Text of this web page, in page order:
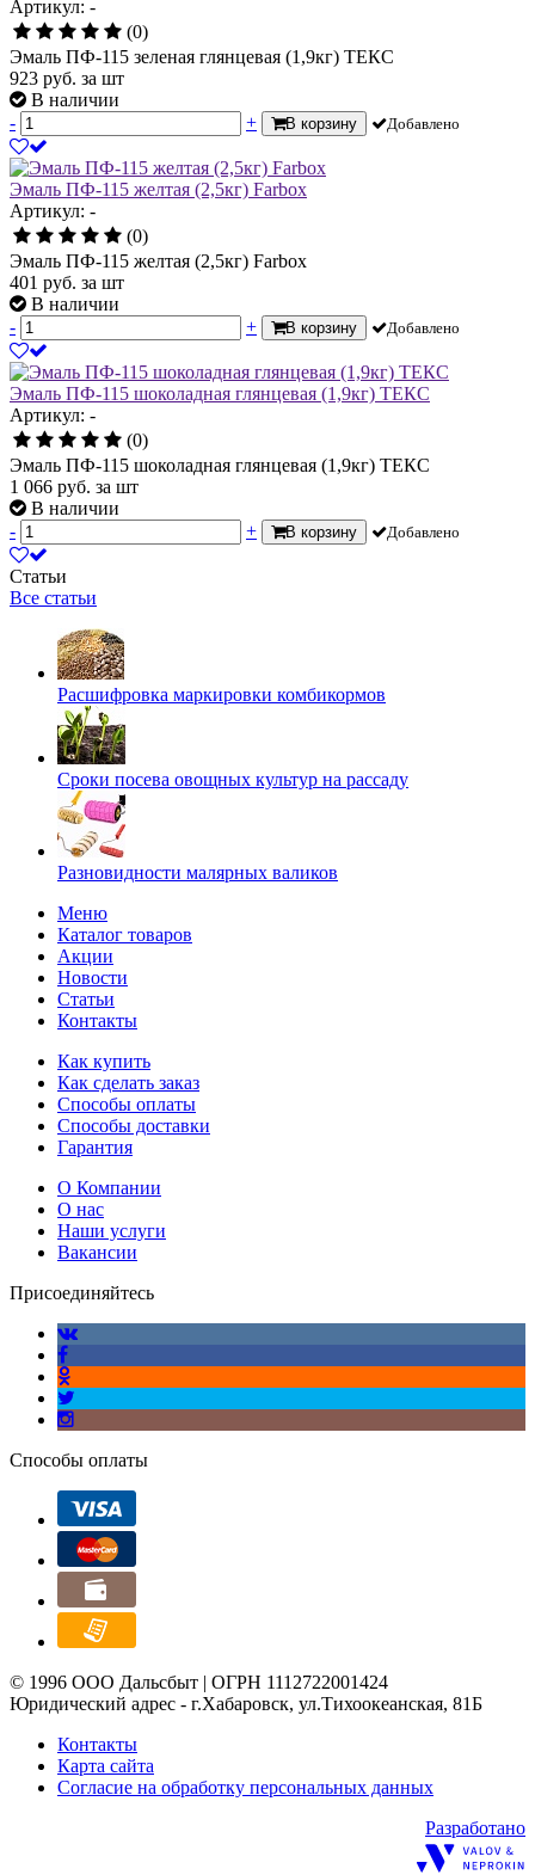
Артикул: -
(0)
Эмаль ПФ-115 зеленая глянцевая (1,9кг) ТЕКС
923 руб. за шт
В наличии
-
+ В корзину Добавлено
Эмаль ПФ-115 желтая (2,5кг) Farbox
Артикул: -
(0)
Эмаль ПФ-115 желтая (2,5кг) Farbox
401 руб. за шт
В наличии
-
+ В корзину Добавлено
Эмаль ПФ-115 шоколадная глянцевая (1,9кг) ТЕКС
Артикул: -
(0)
Эмаль ПФ-115 шоколадная глянцевая (1,9кг) ТЕКС
1 066 руб. за шт
В наличии
-
+ В корзину Добавлено
Статьи
Все статьи
Расшифровка маркировки комбикормов
Сроки посева овощных культур на рассаду
Разновидности малярных валиков
Меню
Каталог товаров
Акции
Новости
Статьи
Контакты
Как купить
Как сделать заказ
Способы оплаты
Способы доставки
Гарантия
О Компании
О нас
Наши услуги
Вакансии
Присоединяйтесь
Способы оплаты
© 1996 ООО Дальсбыт | ОГРН 1112722001424
Юридический адрес - г.Хабаровск, ул.Тихоокеанская, 81Б
Контакты
Карта сайта
Согласие на обработку персональных данных
Разработано